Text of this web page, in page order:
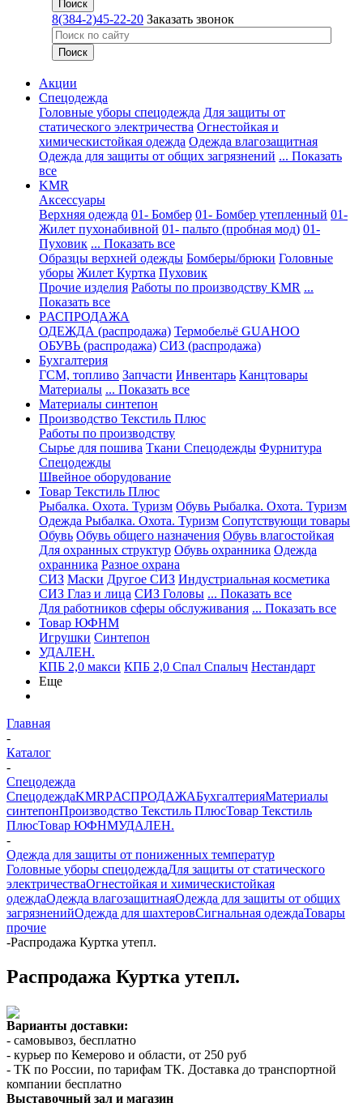
8(384-2)45-22-20 Заказать звонок
Акции
Спецодежда
Головные уборы спецодежда Для защиты от
статического электричества Огнестойкая и
химическистойкая одежда Одежда влагозащитная
Одежда для защиты от общих загрязнений ... Показать
все
KMR
Аксессуары
Верхняя одежда 01- Бомбер 01- Бомбер утепленный 01-
Жилет пухонабивной 01- пальто (пробная мод) 01-
Пуховик ... Показать все
Образцы верхней одежды Бомберы/брюки Головные
уборы Жилет Куртка Пуховик
Прочие изделия Работы по производству KMR ...
Показать все
PАСПРОДАЖА
ОДЕЖДА (распродажа) Термобельё GUAHOO
ОБУВЬ (распродажа) СИЗ (распродажа)
Бухгалтерия
ГСМ, топливо Запчасти Инвентарь Канцтовары
Материалы ... Показать все
Материалы синтепон
Производство Текстиль Плюс
Работы по производству
Сырье для пошива Ткани Спецодежды Фурнитура
Спецодежды
Швейное оборудование
Товар Текстиль Плюс
Рыбалка. Охота. Туризм Обувь Рыбалка. Охота. Туризм
Одежда Рыбалка. Охота. Туризм Сопутствующи товары
Обувь Обувь общего назначения Обувь влагостойкая
Для охранных структур Обувь охранника Одежда
охранника Разное охрана
СИЗ Маски Другое СИЗ Индустриальная косметика
СИЗ Глаз и лица СИЗ Головы ... Показать все
Для работников сферы обслуживания ... Показать все
Товар ЮФНМ
Игрушки Синтепон
УДАЛЕН.
КПБ 2,0 макси КПБ 2,0 Спал Спалыч Нестандарт
Еще
Главная
-
Каталог
-
Спецодежда
СпецодеждаKMRPАСПРОДАЖАБухгалтерияМатериалы
синтепонПроизводство Текстиль ПлюсТовар Текстиль
ПлюсТовар ЮФНМУДАЛЕН.
-
Одежда для защиты от пониженных температур
Головные уборы спецодеждаДля защиты от статического
электричестваОгнестойкая и химическистойкая
одеждаОдежда влагозащитнаяОдежда для защиты от общих
загрязненийОдежда для шахтеровСигнальная одеждаТовары
прочие
-Распродажа Куртка утепл.
Распродажа Куртка утепл.
Варианты доставки:
- самовывоз, бесплатно
- курьер по Кемерово и области, от 250 руб
- ТК по России, по тарифам ТК. Доставка до транспортной
компании бесплатно
Выставочный зал и магазин